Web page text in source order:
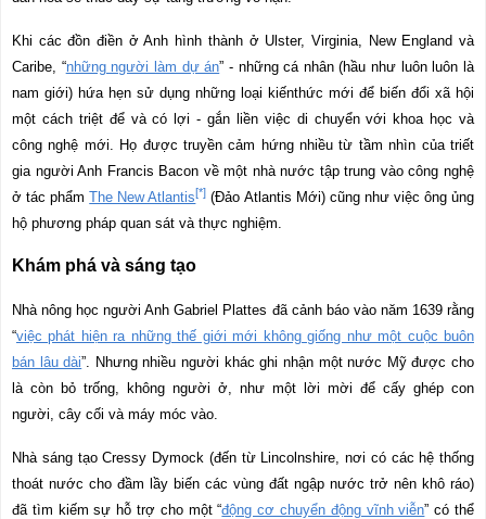
Khi các đồn điền ở Anh hình thành ở Ulster, Virginia, New England và
Caribe, “những người làm dự án” - những cá nhân (hầu như luôn luôn là
nam giới) hứa hẹn sử dụng những loại kiếnthức mới để biến đổi xã hội
một cách triệt đểvàcó lợi - gắn liền việc di chuyển với khoa học và
công nghệ mới. Họ được truyền cảm hứng nhiều từ tầm nhìn của triết
gia người Anh Francis Bacon về một nhà nước tập trung vào công nghệ
ở tác phẩmThe New Atlantis[*] (Đảo Atlantis Mới) cũng như việc ông ủng
hộ phương pháp quan sát và thực nghiệm.
Khám phá và sáng tạo
Nhà nông học người Anh Gabriel Plattes đã cảnh báo vào năm 1639 rằng
“việc phát hiện ra những thế giới mới không giống như một cuộc buôn
bán lâu dài”. Nhưng nhiều người khác ghi nhận một nước Mỹ được cho
là còn bỏ trống, không người ở, như một lời mời để cấy ghép con
người, cây cối và máy móc vào.
Nhà sáng tạo Cressy Dymock (đến từ Lincolnshire, nơi có các hệ thống
thoát nước cho đầm lầy biến các vùng đất ngập nước trở nên khô ráo)
đã tìm kiếm sự hỗ trợ cho một “động cơ chuyển động vĩnh viễn” có thể